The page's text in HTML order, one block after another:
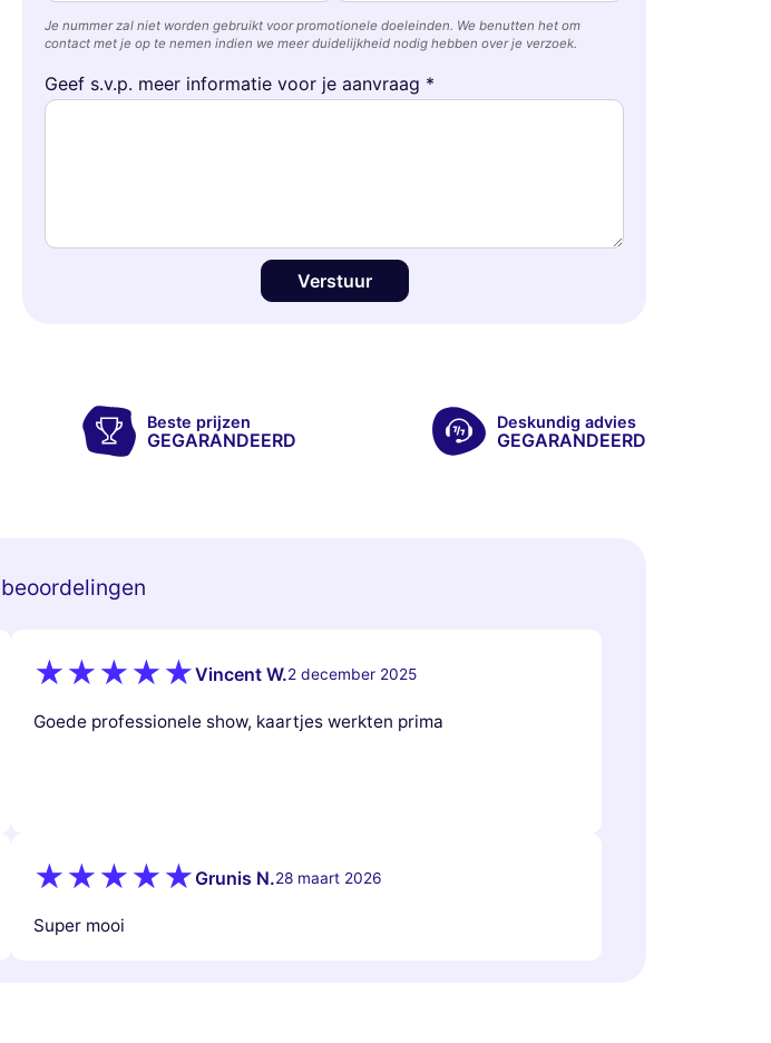
Je nummer zal niet worden gebruikt voor promotionele doeleinden. We benutten het om
contact met je op te nemen indien we meer duidelijkheid nodig hebben over je verzoek.
Geef s.v.p. meer informatie voor je aanvraag *
Verstuur
Beste prijzen
GEGARANDEERD
Deskundig advies
GEGARANDEERD
Vincent W.2 december 2025
Goede professionele show, kaartjes werkten prima
Grunis N.28 maart 2026
Super mooi